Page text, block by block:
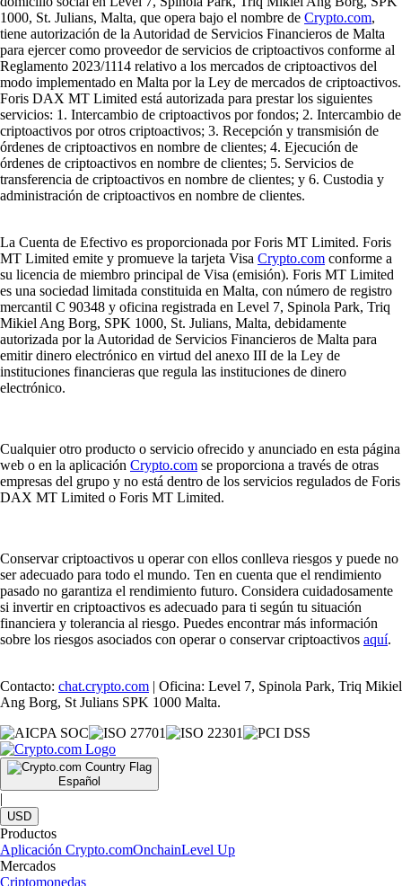
1000, St. Julians, Malta, que opera bajo el nombre de Crypto.com,
tiene autorización de la Autoridad de Servicios Financieros de Malta
para ejercer como proveedor de servicios de criptoactivos conforme al
Reglamento 2023/1114 relativo a los mercados de criptoactivos del
modo implementado en Malta por la Ley de mercados de criptoactivos.
Foris DAX MT Limited está autorizada para prestar los siguientes
servicios: 1. Intercambio de criptoactivos por fondos; 2. Intercambio de
criptoactivos por otros criptoactivos; 3. Recepción y transmisión de
órdenes de criptoactivos en nombre de clientes; 4. Ejecución de
órdenes de criptoactivos en nombre de clientes; 5. Servicios de
transferencia de criptoactivos en nombre de clientes; y 6. Custodia y
administración de criptoactivos en nombre de clientes.
La Cuenta de Efectivo es proporcionada por Foris MT Limited. Foris
MT Limited emite y promueve la tarjeta Visa Crypto.com conforme a
su licencia de miembro principal de Visa (emisión). Foris MT Limited
es una sociedad limitada constituida en Malta, con número de registro
mercantil C 90348 y oficina registrada en Level 7, Spinola Park, Triq
Mikiel Ang Borg, SPK 1000, St. Julians, Malta, debidamente
autorizada por la Autoridad de Servicios Financieros de Malta para
emitir dinero electrónico en virtud del anexo III de la Ley de
instituciones financieras que regula las instituciones de dinero
electrónico.
Cualquier otro producto o servicio ofrecido y anunciado en esta página
web o en la aplicación Crypto.com se proporciona a través de otras
empresas del grupo y no está dentro de los servicios regulados de Foris
DAX MT Limited o Foris MT Limited.
Conservar criptoactivos u operar con ellos conlleva riesgos y puede no
ser adecuado para todo el mundo. Ten en cuenta que el rendimiento
pasado no garantiza el rendimiento futuro. Considera cuidadosamente
si invertir en criptoactivos es adecuado para ti según tu situación
financiera y tolerancia al riesgo. Puedes encontrar más información
sobre los riesgos asociados con operar o conservar criptoactivos aquí.
Contacto: chat.crypto.com | Oficina: Level 7, Spinola Park, Triq Mikiel
Ang Borg, St Julians SPK 1000 Malta.
Español
|
USD
Productos
Aplicación Crypto.comOnchainLevel Up
Mercados
Criptomonedas